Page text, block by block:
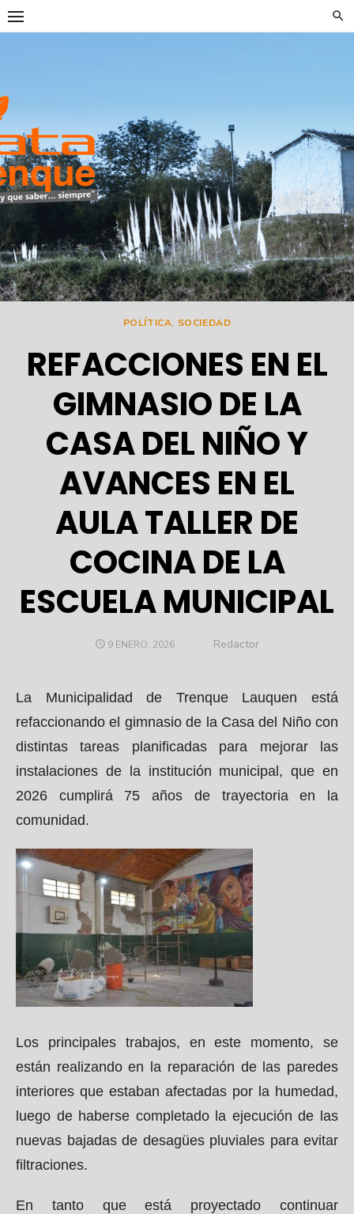
Skip
to
POLÍTICA, SOCIEDAD
REFACCIONES EN EL
GIMNASIO DE LA
CASA DEL NIÑO Y
AVANCES EN EL
AULA TALLER DE
COCINA DE LA
ESCUELA MUNICIPAL
POSTED
9 ENERO, 2026 Author
Redactor
La Municipalidad de Trenque Lauquen está
refaccionando el gimnasio de la Casa del Niño con
distintas tareas planificadas para mejorar las
instalaciones de la institución municipal, que en
2026 cumplirá 75 años de trayectoria en la
comunidad.
Los principales trabajos, en este momento, se
están realizando en la reparación de las paredes
interiores que estaban afectadas por la humedad,
luego de haberse completado la ejecución de las
nuevas bajadas de desagües pluviales para evitar
filtraciones.
En tanto que está proyectado continuar